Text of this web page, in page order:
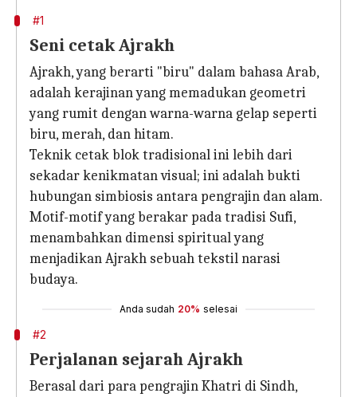
#1
Seni cetak Ajrakh
Ajrakh, yang berarti "biru" dalam bahasa Arab,
adalah kerajinan yang memadukan geometri
yang rumit dengan warna-warna gelap seperti
biru, merah, dan hitam.
Teknik cetak blok tradisional ini lebih dari
sekadar kenikmatan visual; ini adalah bukti
hubungan simbiosis antara pengrajin dan alam.
Motif-motif yang berakar pada tradisi Sufi,
menambahkan dimensi spiritual yang
menjadikan Ajrakh sebuah tekstil narasi
budaya.
Anda sudah 20% selesai
#2
Perjalanan sejarah Ajrakh
Berasal dari para pengrajin Khatri di Sindh,